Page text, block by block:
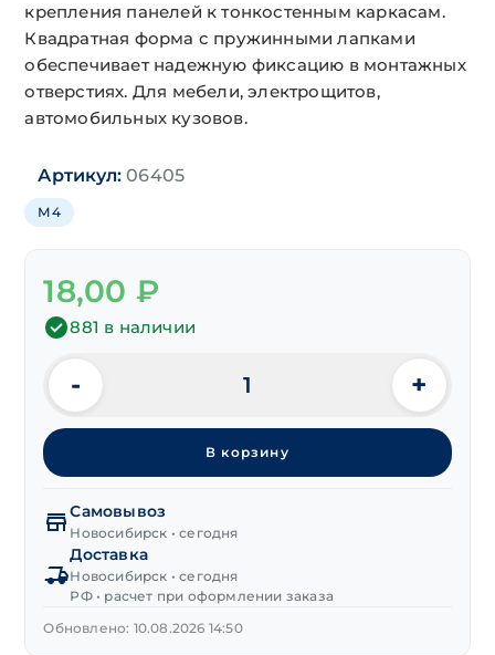
крепления панелей к тонкостенным каркасам.
Квадратная форма с пружинными лапками
обеспечивает надежную фиксацию в монтажных
отверстиях. Для мебели, электрощитов,
автомобильных кузовов.
Артикул: 06405
М4
18,00 ₽
881 в наличии
Количество
товара
Гайка
кузовная
(0,7-
1,6)
9,5
- +
В корзину
Самовывоз
Новосибирск • сегодня
Доставка
Новосибирск • сегодня
РФ • расчет при оформлении заказа
Обновлено: 10.08.2026 14:50